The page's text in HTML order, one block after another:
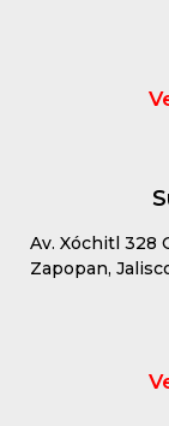
Av. Xóchitl 328
Zapopan,